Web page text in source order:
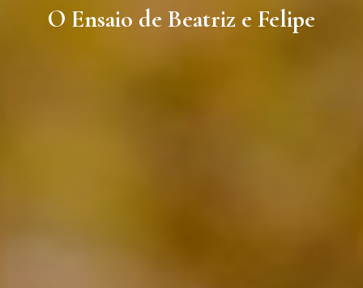
O Ensaio de Beatriz e Felipe